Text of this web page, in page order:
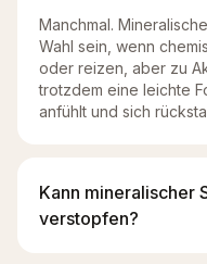
Manchmal.
Wahl sein, wenn
oder reizen, aber zu
trotzdem eine leichte
anfühlt und sich
Kann mineralischer
verstopfen?